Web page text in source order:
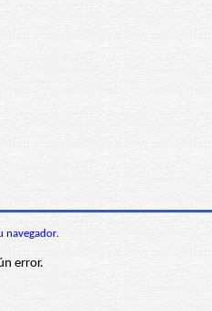
navegador.
error.